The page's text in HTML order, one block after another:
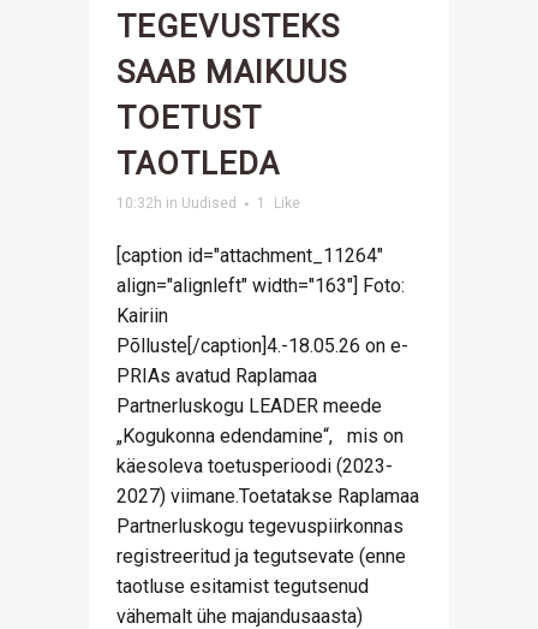
TEGEVUSTEKS
SAAB MAIKUUS
TOETUST
TAOTLEDA
10:32h in Uudised 1 Like
[caption id="attachment_11264"
align="alignleft" width="163"] Foto:
Kairiin
Põlluste[/caption]4.-18.05.26 on e-
PRIAs avatud Raplamaa
Partnerluskogu LEADER meede
„Kogukonna edendamine“, mis on
käesoleva toetusperioodi (2023-
2027) viimane.Toetatakse Raplamaa
Partnerluskogu tegevuspiirkonnas
registreeritud ja tegutsevate (enne
taotluse esitamist tegutsenud
vähemalt ühe majandusaasta)